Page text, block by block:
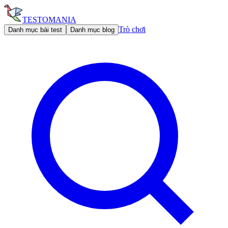
TESTOMANIA
Danh mục bài test Danh mục blog Trò chơi